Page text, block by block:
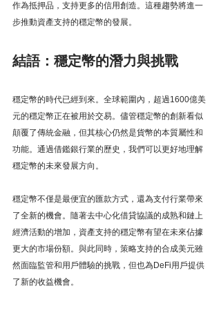
作為抵押品，支持更多的信用創造。這種趨勢將進一
步推動資產支持的穩定幣的發展。
結語：穩定幣的潛力與挑戰
穩定幣的時代已經到來。全球範圍內，超過1600億美
元的穩定幣正在被用於交易。儘管穩定幣的創新看似
顛覆了傳統金融，但其核心仍然是貨幣的本質屬性和
功能。通過借鑑銀行業的歷史，我們可以更好地理解
穩定幣的未來發展方向。
穩定幣不僅是最便宜的匯款方式，還為支付行業帶來
了全新的機會。隨著去中心化借貸協議的成熟和鏈上
經濟活動的增加，資產支持的穩定幣有望在未來佔據
更大的市場份額。與此同時，策略支持的合成美元雖
然面臨監管和用戶體驗的挑戰，但也為DeFi用戶提供
了新的收益機會。